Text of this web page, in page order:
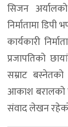
सिजन
निर्मातामा
कार्यकारी
प्रजापतिको
सम्राट बस्नेतको
आकाश बरालको
संवाद लेखन